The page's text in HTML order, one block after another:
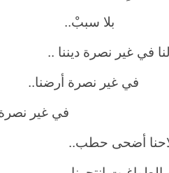
سببْ..
في غير نصرة ديننا ..
غير نصرة أرضنا..
غير نصرة
أضحى حطب..